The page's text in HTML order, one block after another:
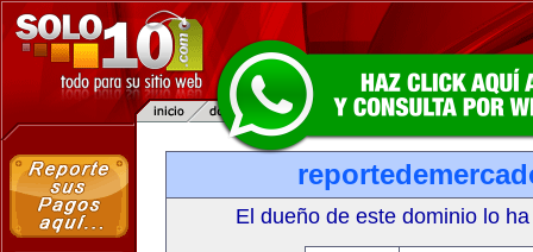
El dueño de este dominio lo